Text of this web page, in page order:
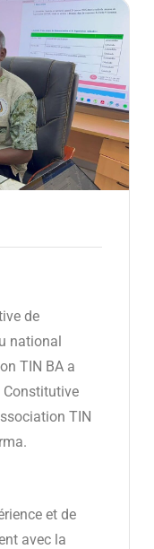
de
national
TIN BA a
Constitutive
TIN
et de
avec la